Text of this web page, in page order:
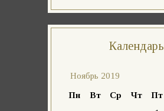
Календарь
Ноябрь 2019
Пн Вт Ср Чт Пт